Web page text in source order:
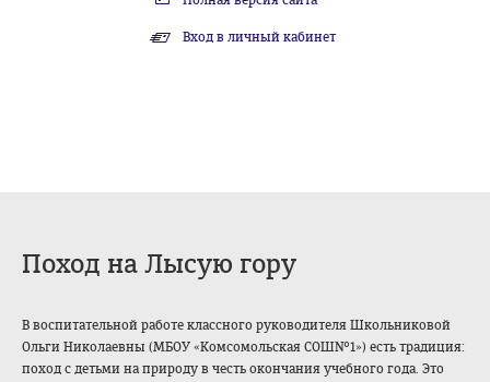
Вход в личный кабинет
Поход на Лысую гору
В воспитательной работе классного руководителя Школьниковой
Ольги Николаевны (МБОУ «Комсомольская СОШ№1») есть традиция:
поход с детьми на природу в честь окончания учебного года. Это